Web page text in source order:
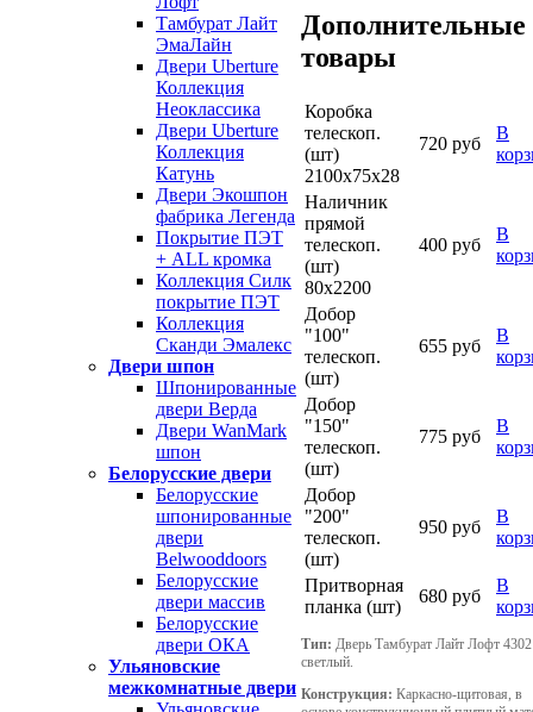
Тамбурат Лайт
ЭмаЛайн
Двери Uberture
Коллекция
Неоклассика
Двери Uberture
Коллекция
Катунь
Двери Экошпон
фабрика Легенда
Покрытие ПЭТ
+ ALL кромка
Коллекция Силк
покрытие ПЭТ
Коллекция
Сканди Эмалекс
Двери шпон
Шпонированные
двери Верда
Двери WanMark
шпон
Белорусские двери
Белорусские
шпонированные
двери
Belwooddoors
Белорусские
двери массив
Белорусские
двери ОКА
Ульяновские
межкомнатные двери
Дополнительные
товары
Коробка
телескоп.
(шт)
2100х75х28
720 руб
В
Наличник
прямой
телескоп.
(шт)
80х2200
400 руб
В
Добор
"100"
телескоп.
(шт)
655 руб
В
Добор
"150"
телескоп.
(шт)
775 руб
В
Добор
"200"
телескоп.
(шт)
950 руб
В
Притворная
планка (шт)
680 руб
В
Тип: Дверь Тамбурат Лайт Лофт
светлый.
Конструкция: Каркасно-щитовая, в